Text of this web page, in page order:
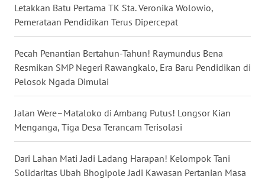
Letakkan Batu Pertama TK Sta. Veronika Wolowio,
Pemerataan Pendidikan Terus Dipercepat
Pecah Penantian Bertahun-Tahun! Raymundus Bena
Resmikan SMP Negeri Rawangkalo, Era Baru Pendidikan di
Pelosok Ngada Dimulai
Jalan Were–Mataloko di Ambang Putus! Longsor Kian
Menganga, Tiga Desa Terancam Terisolasi
Dari Lahan Mati Jadi Ladang Harapan! Kelompok Tani
Solidaritas Ubah Bhogipole Jadi Kawasan Pertanian Masa
WN
MALUKU
WN
MALUT
DAIRI
WN
DANAU
TOBA